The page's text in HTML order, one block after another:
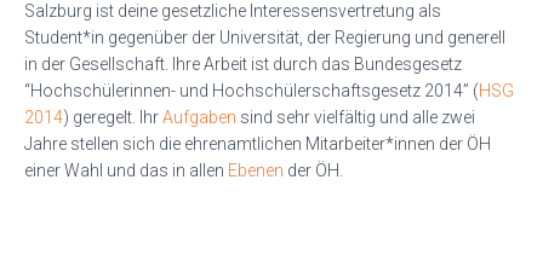
Salzburg ist deine gesetzliche Interessensvertretung als
Student*in gegenüber der Universität, der Regierung und generell
in der Gesellschaft. Ihre Arbeit ist durch das Bundesgesetz
“Hochschülerinnen- und Hochschülerschaftsgesetz 2014” (HSG
2014) geregelt. IhrAufgaben sind sehr vielfältig und alle zwei
Jahre stellen sich die ehrenamtlichen Mitarbeiter*innen der ÖH
einer Wahl und das in allen Ebenen der ÖH.